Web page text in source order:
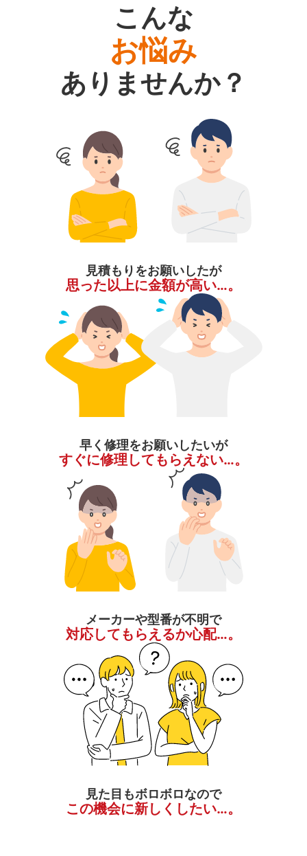
こんな
お悩み
ありませんか？
見積もりをお願いしたが
思った以上に金額が高い…。
早く修理をお願いしたいが
すぐに修理してもらえない…。
メーカーや型番が不明で
対応してもらえるか心配…。
見た目もボロボロなので
この機会に新しくしたい…。